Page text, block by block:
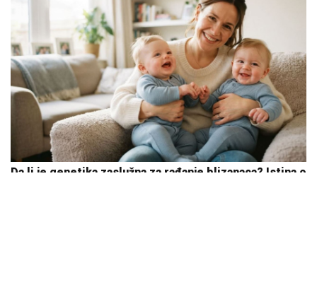
Da li je genetika zaslužna za rađanje blizanaca? Istina o